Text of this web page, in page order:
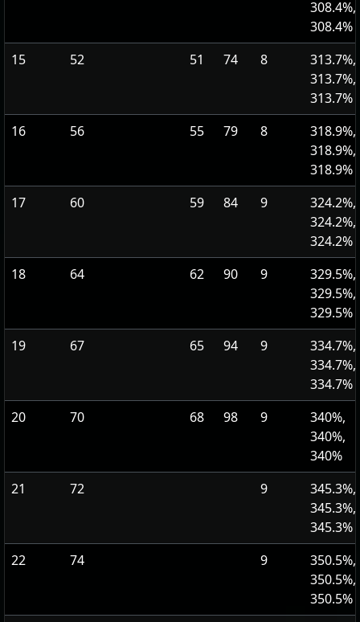
308.4%,
308.4%
15
52 51 74 8
313.7%,
313.7%,
313.7%
16
56 55 79 8
318.9%,
318.9%,
318.9%
17
60 59 84 9
324.2%,
324.2%,
324.2%
18
64 62 90 9
329.5%,
329.5%,
329.5%
19
67 65 94 9
334.7%,
334.7%,
334.7%
20
70 68 98 9
340%,
340%,
340%
21
72 9
345.3%,
345.3%,
345.3%
22
74 9
350.5%,
350.5%,
350.5%